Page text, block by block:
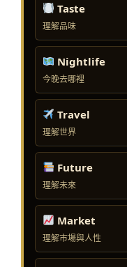
Taste
理解品味
Nightlife
今晚去哪裡
Travel
理解世界
Future
理解未來
Market
理解市場與人性